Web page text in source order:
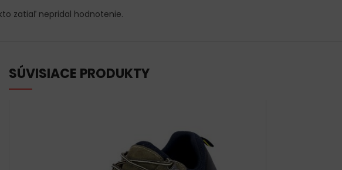
zatiaľ nepridal hodnotenie.
SÚVISIACE PRODUKTY